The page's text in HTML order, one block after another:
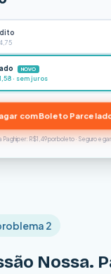
NOVO
· sem juros
com Boleto
Paghiper: R$1,49 por boleto · Seguro e
2
Nossa.